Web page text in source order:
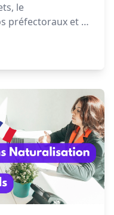
le
préfectoraux et la
décret.